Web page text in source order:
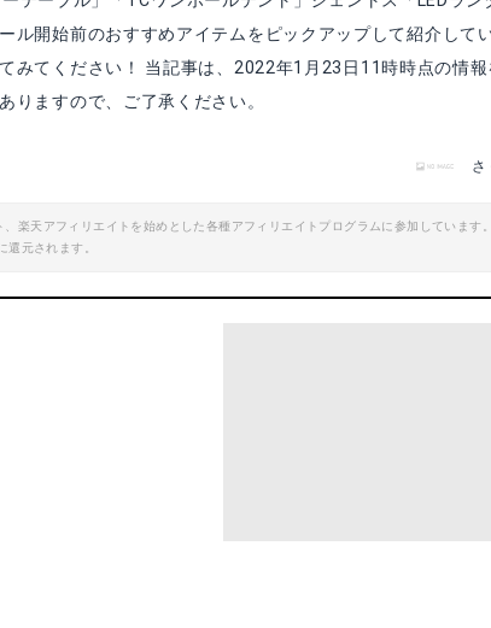
ル開始前のおすすめアイテムをピックアップして紹介して
みてください！ 当記事は、2022年1月23日11時時点の情
りますので、ご了承ください。
さ
楽天アフィリエイトを始めとした各種アフィリエイトプログラムに参加しています
元されます。
アはこれ！